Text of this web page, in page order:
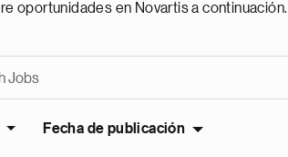
oportunidades en Novartis a continuación.
Fecha de publicación